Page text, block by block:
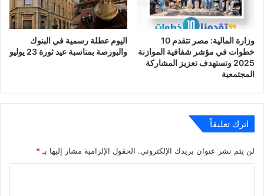
وزارة المالية: مصر تتقدم 10
خطوات في مؤشر شفافية الموازنة
2025 وتستهدف تعزيز المشاركة
المجتمعية
اليوم عطلة رسمية في البنوك
والبورصة بمناسبة عيد ثورة 23 يوليو
اترك تعليقاً
لن يتم نشر عنوان بريدك الإلكتروني. الحقول الإلزامية مشار إليها بـ*